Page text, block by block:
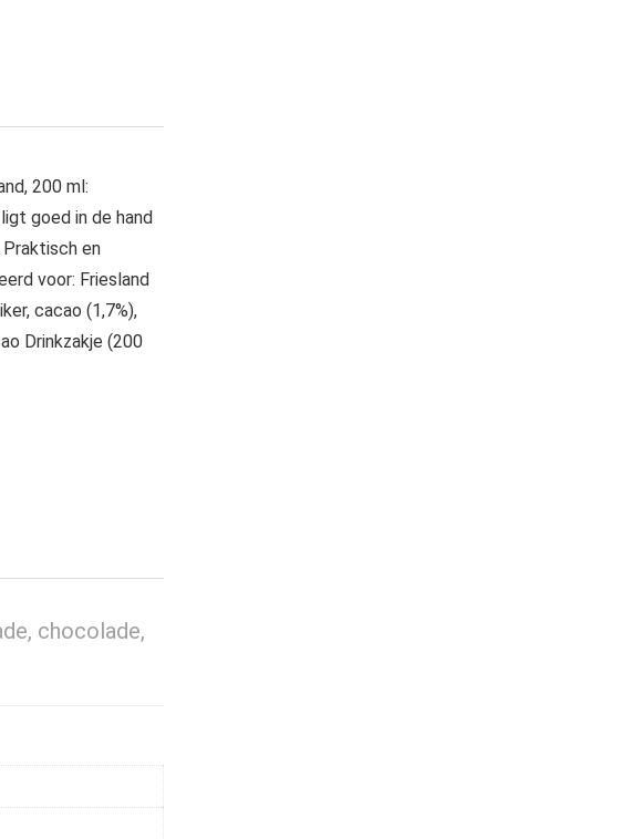
200 ml:
goed in de hand
en
voor: Friesland
cacao (1,7%),
Drinkzakje (200
chocolade,